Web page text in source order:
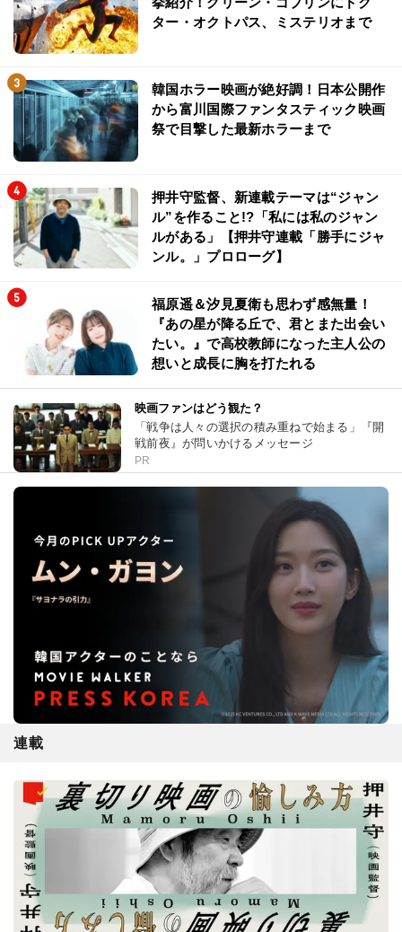
ター・オクトパス、ミステリオまで
韓国ホラー映画が絶好調！日本公開作
から富川国際ファンタスティック映画
祭で目撃した最新ホラーまで
押井守監督、新連載テーマは“ジャン
ル”を作ること!?「私には私のジャン
ルがある」【押井守連載「勝手にジャ
ンル。」プロローグ】
福原遥＆汐見夏衛も思わず感無量！
『あの星が降る丘で、君とまた出会い
たい。』で高校教師になった主人公の
想いと成長に胸を打たれる
映画ファンはどう観た？
「戦争は人々の選択の積み重ねで始まる」『開
戦前夜』が問いかけるメッセージ
PR
連載